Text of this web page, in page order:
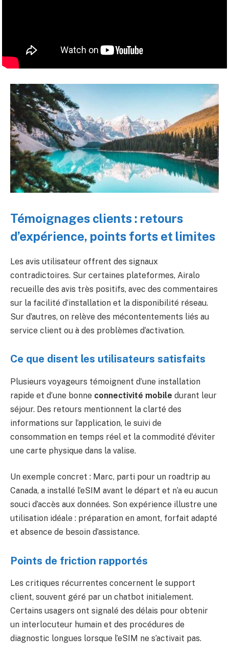
Témoignages clients : retours
d’expérience, points forts et limites
Les avis utilisateur offrent des signaux
contradictoires. Sur certaines plateformes, Airalo
recueille des avis très positifs, avec des commentaires
sur la facilité d’installation et la disponibilité réseau.
Sur d’autres, on relève des mécontentements liés au
service client ou à des problèmes d’activation.
Ce que disent les utilisateurs satisfaits
Plusieurs voyageurs témoignent d’une installation
rapide et d’une bonne connectivité mobile durant leur
séjour. Des retours mentionnent la clarté des
informations sur l’application, le suivi de
consommation en temps réel et la commodité d’éviter
une carte physique dans la valise.
Un exemple concret : Marc, parti pour un roadtrip au
Canada, a installé l’eSIM avant le départ et n’a eu aucun
souci d’accès aux données. Son expérience illustre une
utilisation idéale : préparation en amont, forfait adapté
et absence de besoin d’assistance.
Points de friction rapportés
Les critiques récurrentes concernent le support
client, souvent géré par un chatbot initialement.
Certains usagers ont signalé des délais pour obtenir
un interlocuteur humain et des procédures de
diagnostic longues lorsque l’eSIM ne s’activait pas.